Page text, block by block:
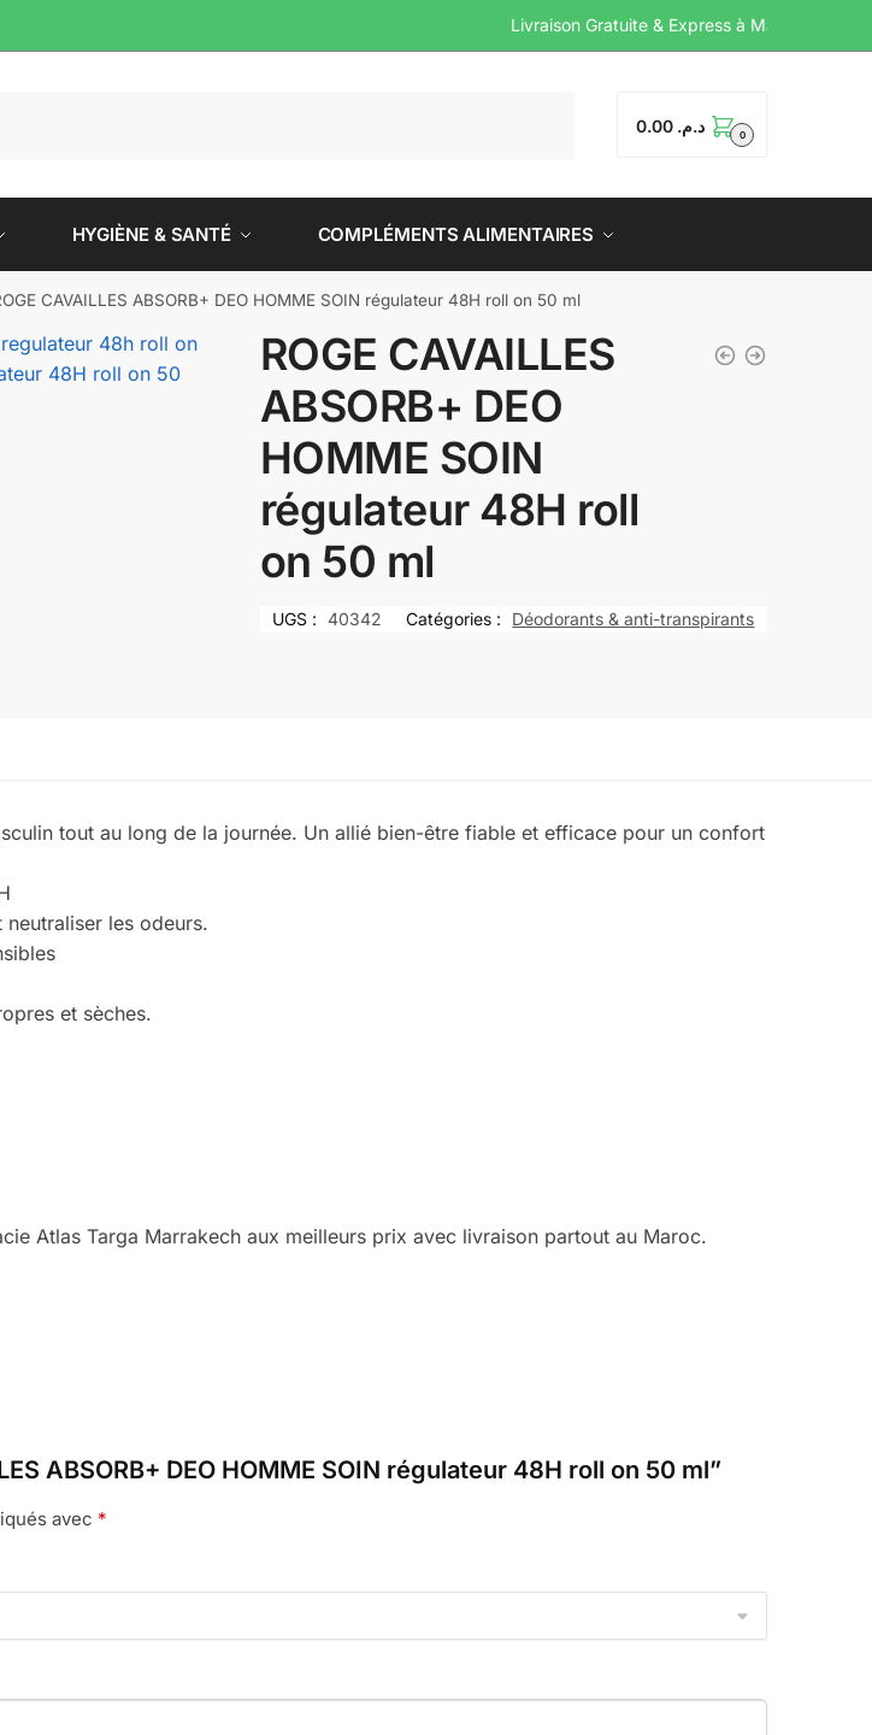
Livraison Gratuite &
د.م. 0.00 0
HYGIÈNE & SANTÉ COMPLÉMENTS ALIMENTAIRES
CAVAILLES ABSORB+ DEO HOMME SOIN régulateur 48H roll on 50 ml
ROGE CAVAILLES
ABSORB+ DEO
HOMME SOIN
régulateur 48H roll
on 50 ml
UGS : 40342 Catégories : Déodorants & anti-transpirants
tout au long de la journée. Un allié bien-être fiable et efficace pour un confort
les odeurs.
et sèches.
Atlas Targa Marrakech aux meilleurs prix avec livraison partout au Maroc.
ABSORB+ DEO HOMME SOIN régulateur 48H roll on 50 ml”
avec *